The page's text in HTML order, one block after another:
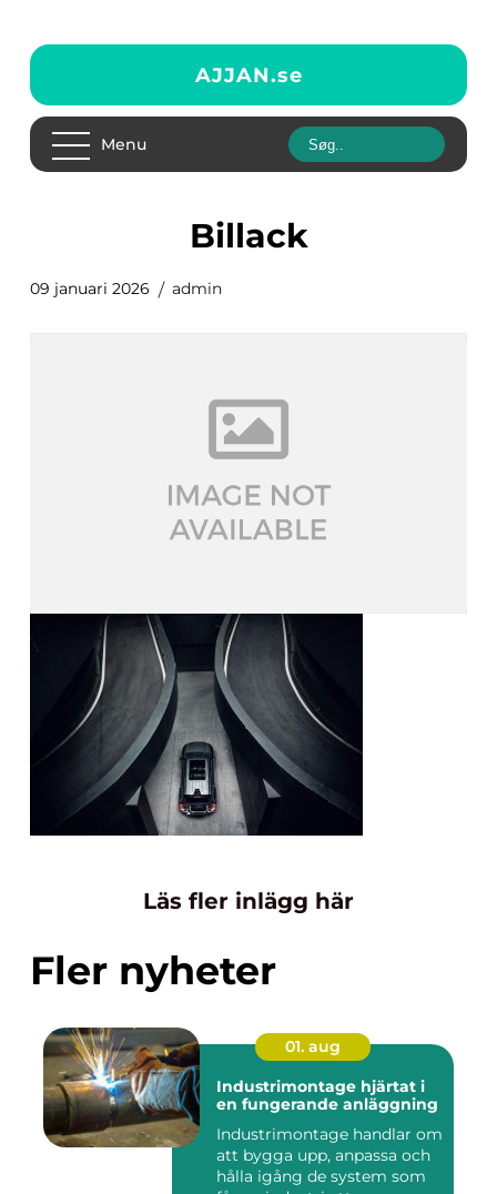
AJJAN.se
Menu
Billack
09 januari 2026 admin
Läs fler inlägg här
Fler nyheter
01. aug
Industrimontage hjärtat i
en fungerande anläggning
Industrimontage handlar om
att bygga upp, anpassa och
hålla igång de system som